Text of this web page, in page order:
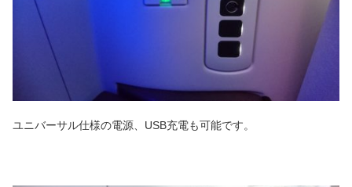
ユニバーサル仕様の電源、USB充電も可能です。